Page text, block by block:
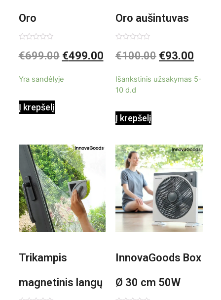
Oro
kondicionierius
0
iš
€699.00 €499.00
Yra sandėlyje
Į krepšelį
Oro aušintuvas
be ašmenų 3in1
0
iš
€100.00 €93.00
Išankstinis užsakymas 5-
10 d.d
Į krepšelį
Trikampis
magnetinis langų
InnovaGoods Box
Ø 30 cm 50W